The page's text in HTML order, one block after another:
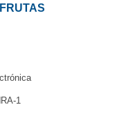
1